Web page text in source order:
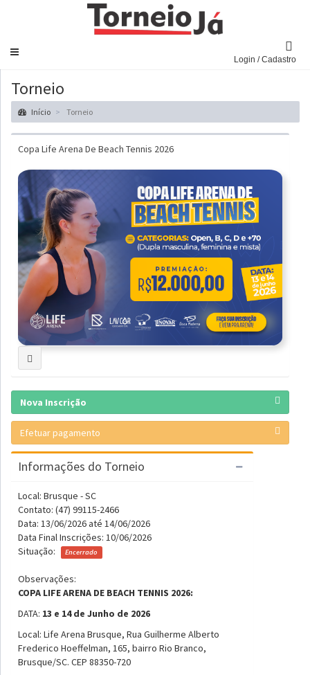
Navegar
Login / Cadastro
Torneio
Início Torneio
Copa Life Arena De Beach Tennis 2026
Nova Inscrição
Efetuar pagamento
Informações do Torneio
Local: Brusque - SC
Contato: (47) 99115-2466
Data: 13/06/2026 até 14/06/2026
Data Final Inscrições: 10/06/2026
Situação:
Encerrado
Observações:
COPA LIFE ARENA DE BEACH TENNIS 2026:
DATA: 13 e 14 de Junho de 2026
Local: Life Arena Brusque, Rua Guilherme Alberto
Frederico Hoeffelman, 165, bairro Rio Branco,
Brusque/SC. CEP 88350-720